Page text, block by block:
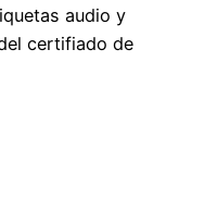
audio y
certifiado de